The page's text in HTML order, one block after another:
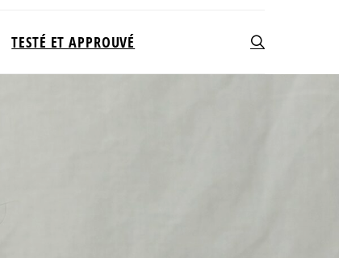
TESTÉ ET APPROUVÉ